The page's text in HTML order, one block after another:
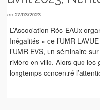
on 27/03/2023
L’Association Rés-EAUx
Inégalités » de l’UMR
l’UMR EVS, un séminaire
rivière en ville. Alors que les
longtemps concentré